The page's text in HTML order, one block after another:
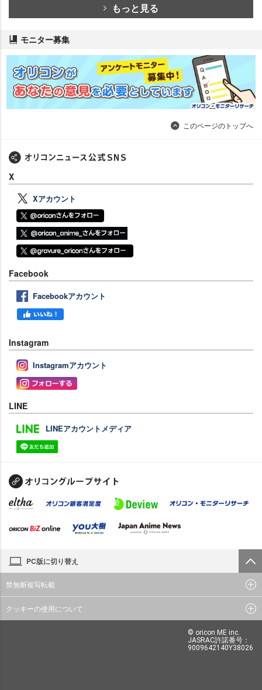
もっと見る
モニター募集
このページのトップへ
X
Xアカウント
Facebook
Facebookアカウント
Instagram
Instagramアカウント
LINE
LINEアカウントメディア
PC版に切り替え
禁無断複写転載
クッキーの使用について
© oricon ME inc.
JASRAC許諾番号：
9009642140Y38026